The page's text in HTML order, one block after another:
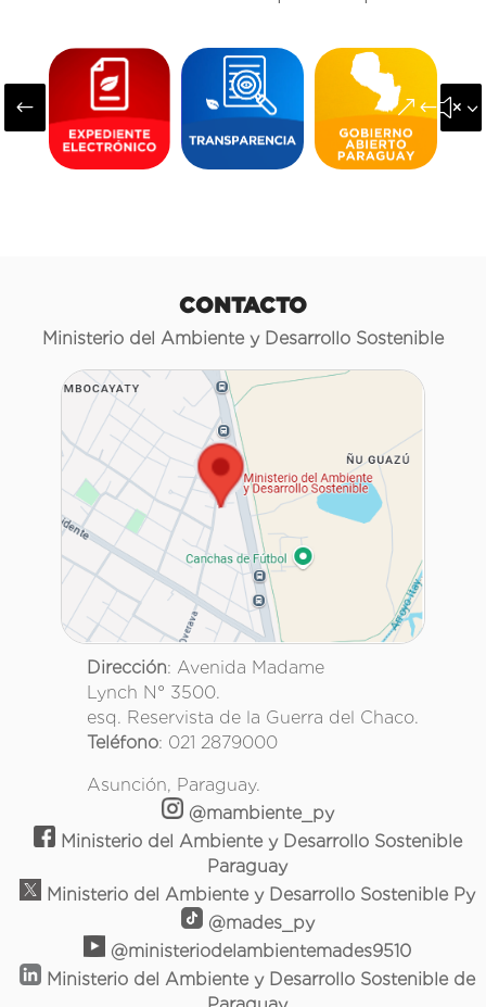
#
CONTACTO
Ministerio del Ambiente y Desarrollo Sostenible
Dirección: Avenida Madame
Lynch N° 3500.
esq. Reservista de la Guerra del Chaco.
Teléfono: 021 2879000
Asunción, Paraguay.
@mambiente_py
Ministerio del Ambiente y Desarrollo Sostenible
Paraguay
Ministerio del Ambiente y Desarrollo Sostenible Py
@mades_py
@ministeriodelambientemades9510
Ministerio del Ambiente y Desarrollo Sostenible de